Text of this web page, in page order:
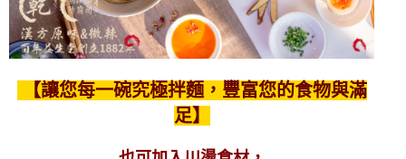
【讓您每一碗究極拌麵，豐富您的食物與滿
足】